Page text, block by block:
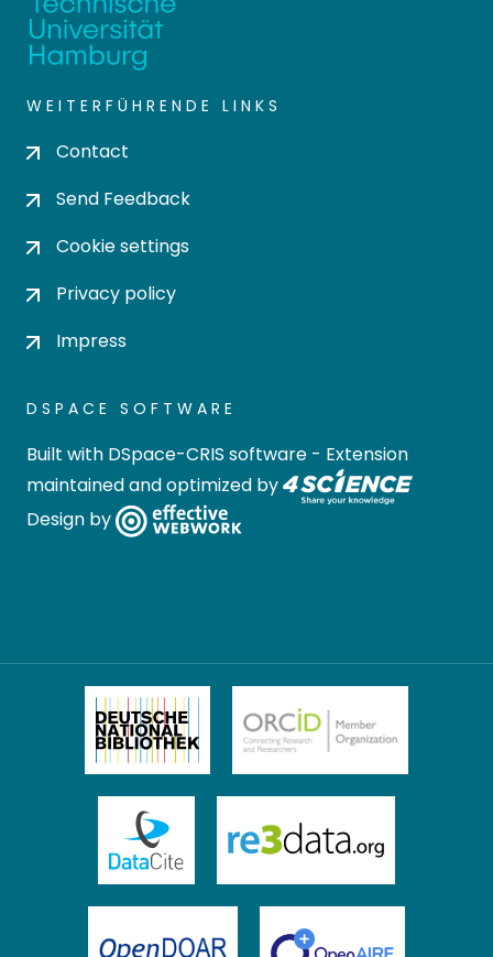
WEITERFÜHRENDE LINKS
Contact
Send Feedback
Cookie settings
Privacy policy
Impress
DSPACE SOFTWARE
Built with DSpace-CRIS software - Extension
maintained and optimized by
Design by